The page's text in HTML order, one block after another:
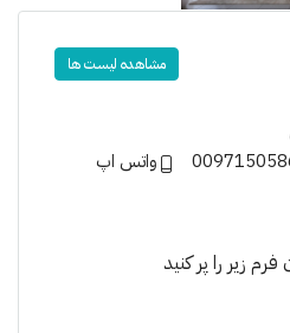
مشاهده لیست ها
واتس اپ
زیر را پر کنید